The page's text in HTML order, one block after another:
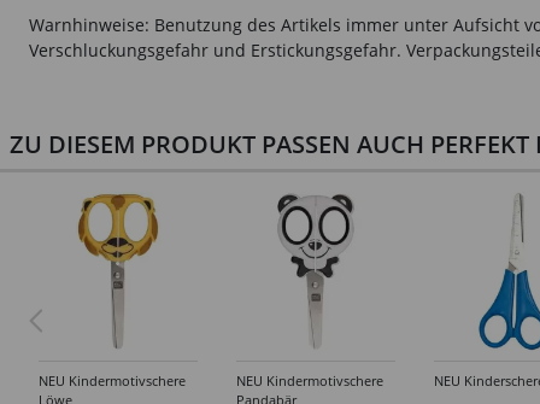
Warnhinweise: Benutzung des Artikels immer unter Aufsicht
Verschluckungsgefahr und Erstickungsgefahr.
ZU DIESEM PRODUKT PASSEN AUCH PERFEKT
NEU Kindermotivschere
Löwe
NEU Kindermotivschere
Pandabär
NEU